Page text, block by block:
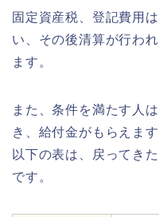
固定資産税、登記費用
い、その後清算が行わ
ます。
また、条件を満たす人
き、給付金がもらえます
以下の表は、戻ってき
です。